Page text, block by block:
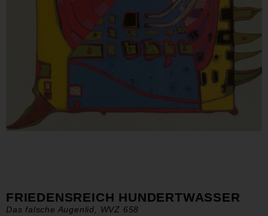
FRIEDENSREICH HUNDERTWASSER
Das falsche Augenlid, WVZ 658